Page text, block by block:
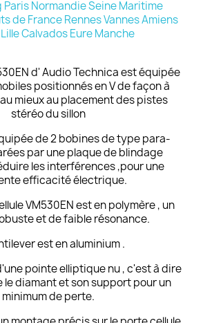
d' Audio Technica est équipée
positionnés en V de façon à
mieux au placement des pistes
stéréo du sillon
de 2 bobines de type para-
par une plaque de blindage
les interférences ,pour une
efficacité électrique.
VM530EN est en polymère , un
et de faible résonance.
est en aluminium .
pointe elliptique nu , c'est à dire
le diamant et son support pour un
minimum de perte.